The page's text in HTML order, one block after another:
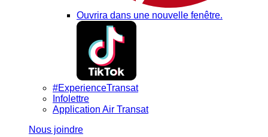
Ouvrira dans une nouvelle fenêtre.
#ExperienceTransat
Infolettre
Application Air Transat
Nous joindre